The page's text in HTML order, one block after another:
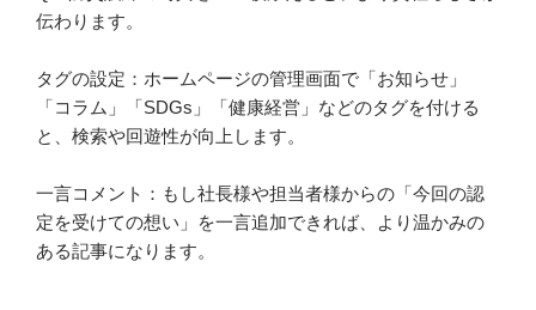
伝わります。
タグの設定：ホームページの管理画面で「お知らせ」
「コラム」「SDGs」「健康経営」などのタグを付ける
と、検索や回遊性が向上します。
一言コメント：もし社長様や担当者様からの「今回の認
定を受けての想い」を一言追加できれば、より温かみの
ある記事になります。